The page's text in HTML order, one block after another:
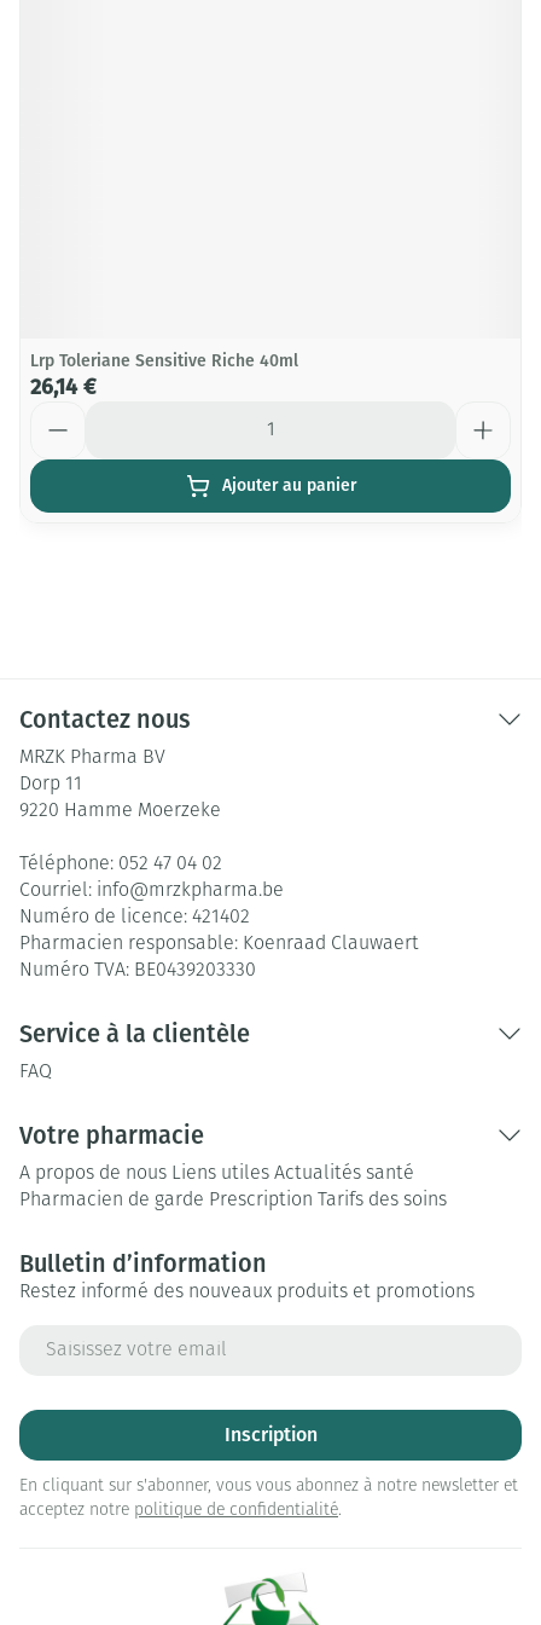
Lrp Toleriane Sensitive Riche 40ml
26,14 €
Ajouter au panier
Contactez nous
MRZK Pharma BV
Dorp 11
9220 Hamme Moerzeke
Téléphone: 052 47 04 02
Courriel: info@mrzkpharma.be
Numéro de licence: 421402
Pharmacien responsable: Koenraad Clauwaert
Numéro TVA: BE0439203330
Service à la clientèle
FAQ
Votre pharmacie
A propos de nous Liens utiles Actualités santé
Pharmacien de garde Prescription Tarifs des soins
Bulletin d’information
Restez informé des nouveaux produits et promotions
Inscription
En cliquant sur s'abonner, vous vous abonnez à notre newsletter et
acceptez notre politique de confidentialité.